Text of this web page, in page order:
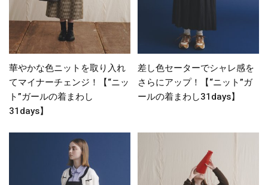
華やかな色ニットを取り入れ
てマイナーチェンジ！【“ニッ
ト”ガールの着まわし
31days】
差し色セーターでシャレ感を
さらにアップ！【“ニット”ガ
ールの着まわし31days】